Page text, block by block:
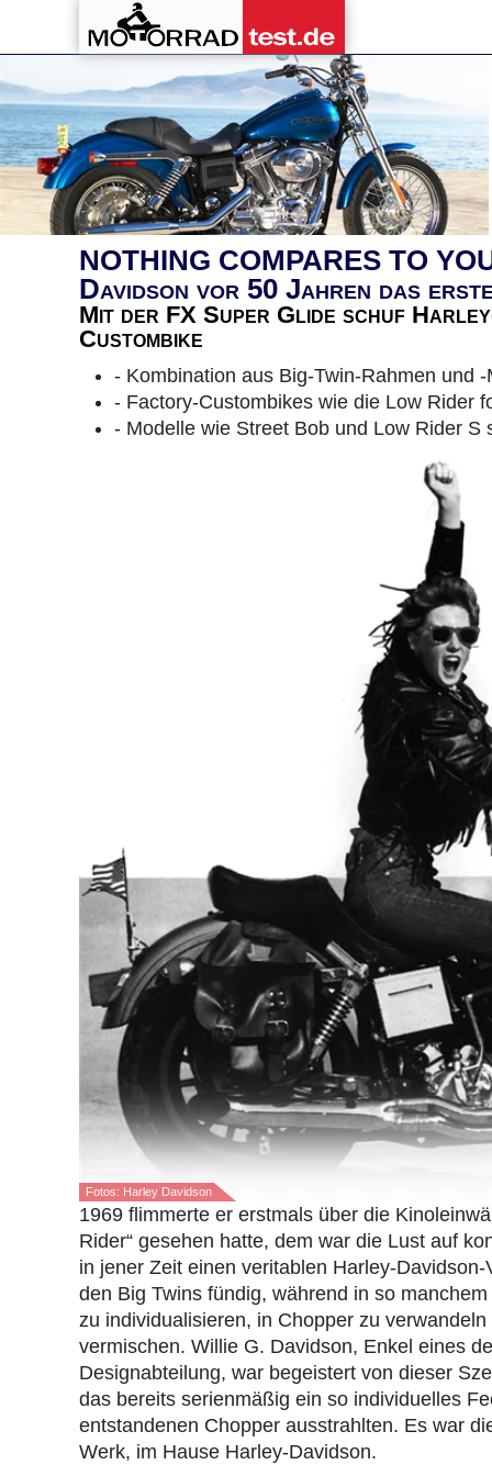
NOTHING COMPARES TO
Davidson vor 50 Jahren das
Mit der FX Super Glide schuf
Custombike
- Kombination aus Big-Twin-Rahmen und
- Factory-Custombikes wie die Low Rider
- Modelle wie Street Bob und Low Rider S
Fotos: Harley Davidson
1969 flimmerte er erstmals über die
Rider“ gesehen hatte, dem war die Lust auf
in jener Zeit einen veritablen Harley-
den Big Twins fündig, während in so
zu individualisieren, in Chopper zu
vermischen. Willie G. Davidson, Enkel eines
Designabteilung, war begeistert von dieser
das bereits serienmäßig ein so individuelles
entstandenen Chopper ausstrahlten. Es war
Werk, im Hause Harley-Davidson.